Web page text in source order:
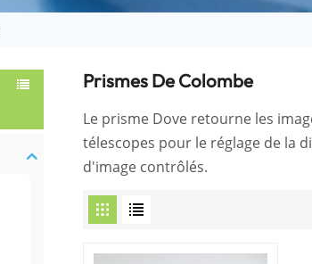
Prismes De Colombe
Le prisme Dove retourne les
télescopes pour le réglage de la
d'image contrôlés.